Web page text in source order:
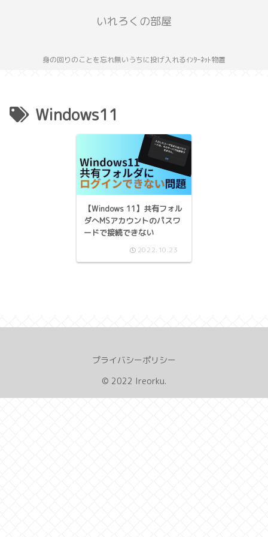
いれろくの部屋
身の回りのことを忘れ無いうちに投げ入れるｲﾝﾀｰﾈｯﾄ物置
Windows11
【Windows 11】共有フォル
ダへMSアカウントのパスワ
ードで接続できない
2022.10.23
プライバシーポリシー
© 2022 Ireorku.